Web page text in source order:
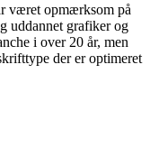
været opmærksom på
uddannet grafiker og
i over 20 år, men
der er optimeret